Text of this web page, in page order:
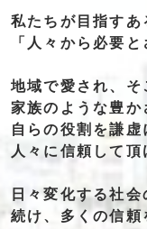
私たちが 目指す あ
「人々から必要
地域で愛され、 そ
家族の ような豊か
自らの役割を謙虚
人々に 信頼して 頂
日々変化する社会
続け、 多くの信頼